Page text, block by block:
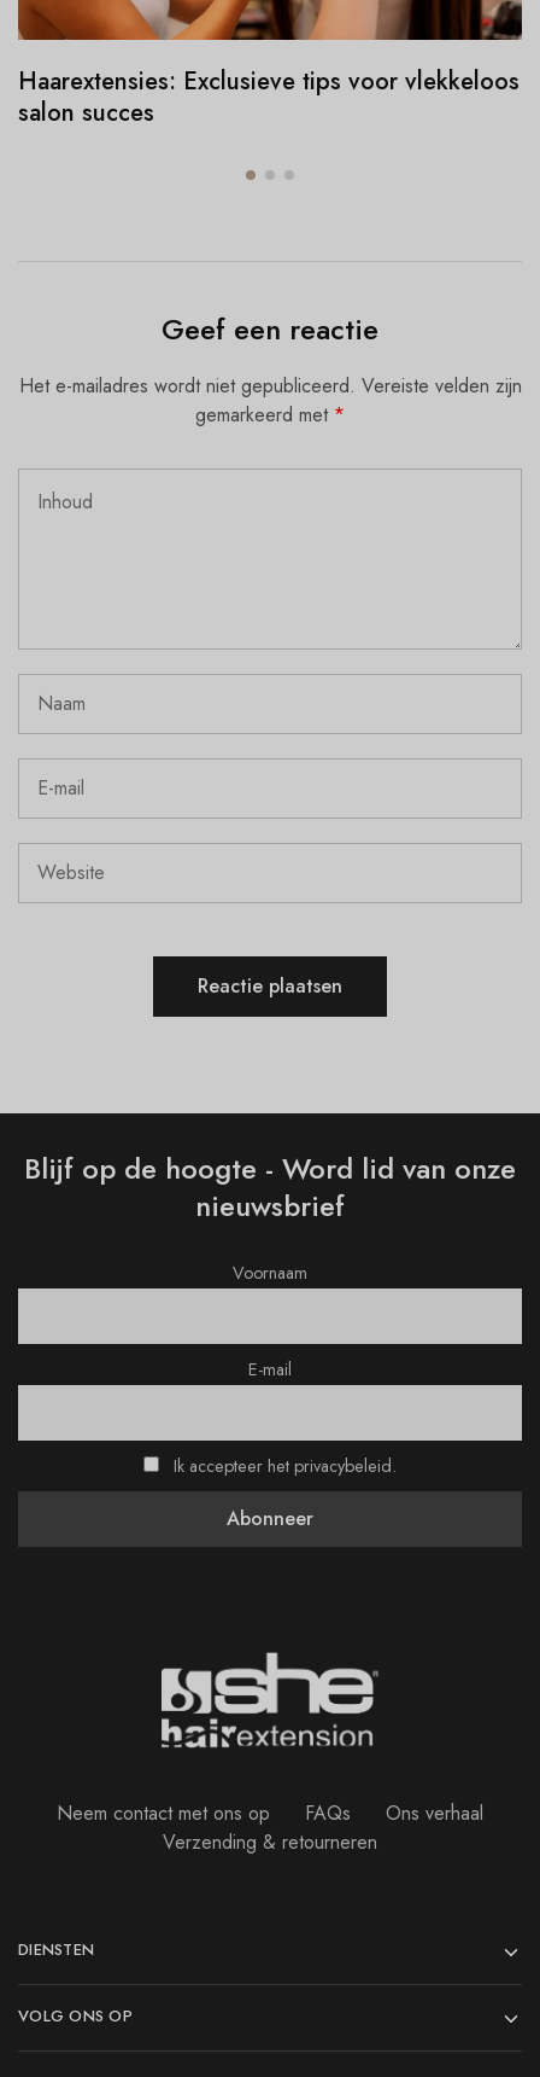
Haarextensies: Exclusieve tips voor vlekkeloos
salon succes
Geef een reactie
Het e-mailadres wordt niet gepubliceerd. Vereiste velden zijn
gemarkeerd met *
Blijf op de hoogte - Word lid van onze
nieuwsbrief
Voornaam
E-mail
Ik accepteer het privacybeleid.
Neem contact met ons op FAQs
Ons verhaal
Verzending & retourneren
DIENSTEN
VOLG ONS OP